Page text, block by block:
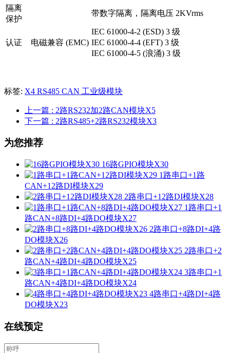
隔离
保护
带数字隔离，隔离电压 2KVrms
认证 电磁兼容 (EMC)
IEC 61000-4-2 (ESD) 3 级
IEC 61000-4-4 (EFT) 3 级
IEC 61000-4-5 (浪涌) 3 级
标签: X4 RS485 CAN 工业级模块
上一篇 : 2路RS232加2路CAN模块X5
下一篇 : 2路RS485+2路RS232模块X3
为您推荐
16路GPIO模块X30
1路串口+1路
CAN+12路DI模块X29
2路串口+12路DI模块X28
1路串口+1
路CAN+8路DI+4路DO模块X27
2路串口+8路DI+4路
DO模块X26
2路串口+2
路CAN+4路DI+4路DO模块X25
3路串口+1
路CAN+4路DI+4路DO模块X24
4路串口+4路DI+4路
DO模块X23
在线预定